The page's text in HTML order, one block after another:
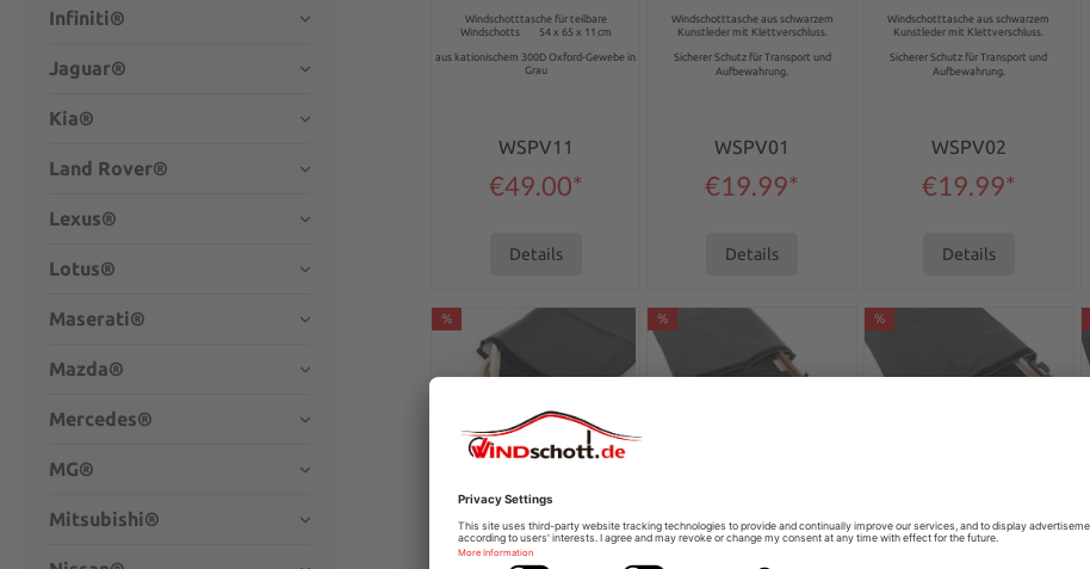
Infiniti®
Jaguar®
Kia®
Land Rover®
Lexus®
Lotus®
Maserati®
Mazda®
Mercedes®
MG®
Mitsubishi®
Windschotttasche für teilbare
Windschotts 54 x 65 x 11 cm
aus kationischem 300D Oxford-Gewebe in
Grau
WSPV11
€49.00*
Details
Windschotttasche aus schwarzem
Kunstleder mit Klettverschluss.
Sicherer Schutz für Transport und
Aufbewahrung.
WSPV01
€19.99*
Details
Windschotttasche aus schwarzem
Kunstleder mit Klettverschluss.
Sicherer Schutz für Transport und
Aufbewahrung.
WSPV02
€19.99*
Details
%
Average rating of 0 out of 5 stars
Wind deflector bag
variant 5 120x50cm
Windschotttasche
%
variant 6 130x40cm
Windschotttasche
%
variant 7 140x50cm